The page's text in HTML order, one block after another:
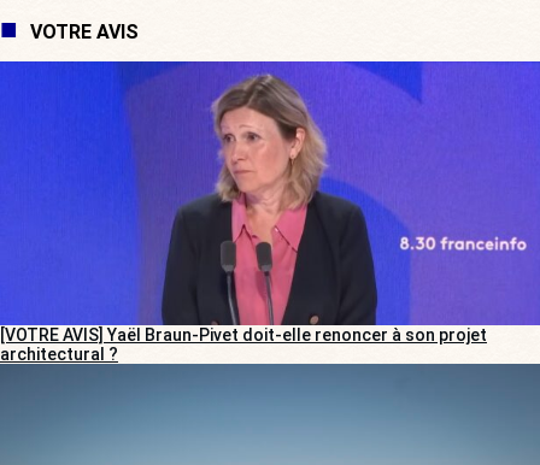
VOTRE AVIS
[VOTRE AVIS] Yaël Braun-Pivet doit-elle renoncer à son projet
architectural ?